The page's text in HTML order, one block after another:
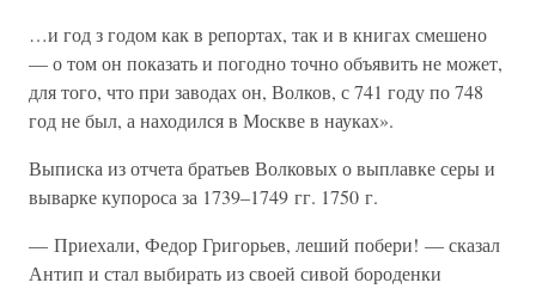
…и год з годом как в репортах, так и в книгах смешено
— о том он показать и погодно точно объявить не может,
для того, что при заводах он, Волков, с 741 году по 748
год не был, а находился в Москве в науках».
Выписка из отчета братьев Волковых о выплавке серы и
выварке купороса за 1739–1749 гг. 1750 г.
— Приехали, Федор Григорьев, леший побери! — сказал
Антип и стал выбирать из своей сивой бороденки